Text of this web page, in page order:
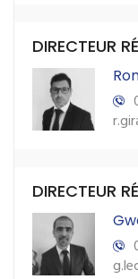
DIRECTEUR
DIRECTEUR